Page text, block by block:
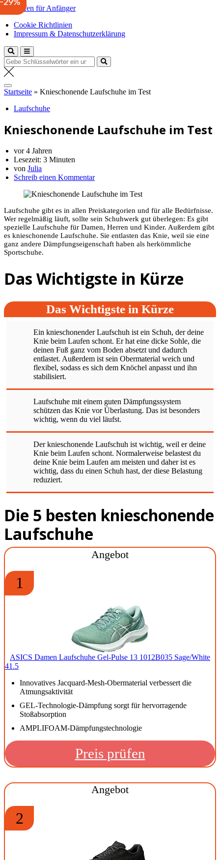
Zum
Inhalt
springen
Laufen für Anfänger
Anfängertipps und Tricks
Cookie Richtlinien
Impressum & Datenschutzerklärung
Suche
nach:
Startseite » Knieschonende Laufschuhe im Test
Laufschuhe
Knieschonende Laufschuhe im Test
vor 4 Jahren
Lesezeit: 3 Minuten
von Julia
Schreib einen Kommentar
Laufschuhe gibt es in allen Preiskategorien und für alle Bedürfnisse.
Wer regelmäßig läuft, sollte sein Schuhwerk gut überlegen: Es gibt
spezielle Laufschuhe für Damen, Herren und Kinder. Außerdem gibt
es knieschonende Laufschuhe. Sie entlasten das Knie, weil sie eine
ganz andere Dämpfungseigenschaft haben als herkömmliche
Sportschuhe.
Das Wichtigste in Kürze
Das Wichtigste in Kürze
Ein knieschonender Laufschuh ist ein Schuh, der deine
Knie beim Laufen schont. Er hat eine dicke Sohle, die
deinen Fuß ganz vom Boden absetzt und dadurch
entlastet. Außerdem ist sein Obermaterial weich und
flexibel, sodass es sich dem Knöchel anpasst und ihn
stabilisiert.
Laufschuhe mit einem guten Dämpfungssystem
schützen das Knie vor Überlastung. Das ist besonders
wichtig, wenn du viel läufst.
Der knieschonende Laufschuh ist wichtig, weil er deine
Knie beim Laufen schont. Normalerweise belastest du
deine Knie beim Laufen am meisten und daher ist es
wichtig, dass du einen Schuh hast, der diese Belastung
reduziert.
Die 5 besten knieschonende
Laufschuhe
Angebot
1
ASICS Damen Laufschuhe Gel-Pulse 13 1012B035 Sage/White
41.5
Innovatives Jacquard-Mesh-Obermaterial verbessert die
Atmungsaktivität
GEL-Technologie-Dämpfung sorgt für hervorragende
Stoßabsorption
AMPLIFOAM-Dämpfungstechnologie
Preis prüfen
Angebot
2